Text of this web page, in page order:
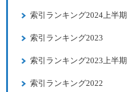
索引ランキング2024上半期
索引ランキング2023
索引ランキング2023上半期
索引ランキング2022